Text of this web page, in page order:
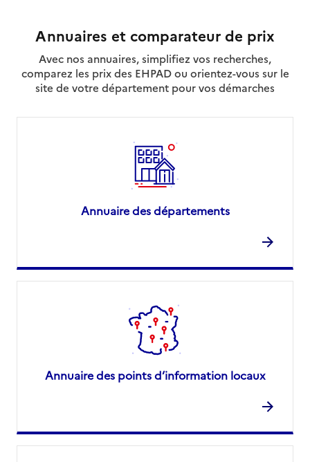
Annuaires et comparateur de prix
Avec nos annuaires, simplifiez vos recherches,
comparez les prix des EHPAD ou orientez-vous sur le
site de votre département pour vos démarches
Annuaire des départements
Annuaire des points d’information locaux